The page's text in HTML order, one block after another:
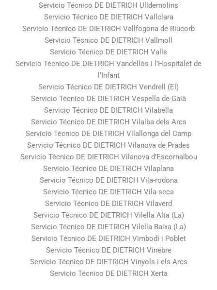
Servicio Técnico DE DIETRICH Ulldemolins
Servicio Técnico DE DIETRICH Vallclara
Servicio Técnico DE DIETRICH Vallfogona de Riucorb
Servicio Técnico DE DIETRICH Vallmoll
Servicio Técnico DE DIETRICH Valls
Servicio Técnico DE DIETRICH Vandellòs i l’Hospitalet de
l’Infant
Servicio Técnico DE DIETRICH Vendrell (El)
Servicio Técnico DE DIETRICH Vespella de Gaià
Servicio Técnico DE DIETRICH Vilabella
Servicio Técnico DE DIETRICH Vilalba dels Arcs
Servicio Técnico DE DIETRICH Vilallonga del Camp
Servicio Técnico DE DIETRICH Vilanova de Prades
Servicio Técnico DE DIETRICH Vilanova d’Escornalbou
Servicio Técnico DE DIETRICH Vilaplana
Servicio Técnico DE DIETRICH Vila-rodona
Servicio Técnico DE DIETRICH Vila-seca
Servicio Técnico DE DIETRICH Vilaverd
Servicio Técnico DE DIETRICH Vilella Alta (La)
Servicio Técnico DE DIETRICH Vilella Baixa (La)
Servicio Técnico DE DIETRICH Vimbodí i Poblet
Servicio Técnico DE DIETRICH Vinebre
Servicio Técnico DE DIETRICH Vinyols i els Arcs
Servicio Técnico DE DIETRICH Xerta